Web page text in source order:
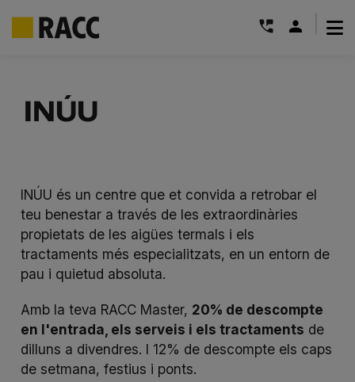
contentINÚU
INÚU és un centre que et convida a retrobar el
teu benestar a través de les extraordinàries
propietats de les aigües termals i els
tractaments més especialitzats, en un entorn de
pau i quietud absoluta.
Amb la teva RACC Master, 20% de descompte
en l'entrada, els serveis i els tractaments de
dilluns a divendres. I 12% de descompte els caps
de setmana, festius i ponts.